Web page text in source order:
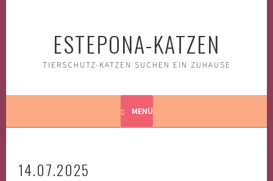
ESTEPONA-KATZEN
TIERSCHUTZ-KATZEN SUCHEN EIN ZUHAUSE
MENÜ
14.07.2025